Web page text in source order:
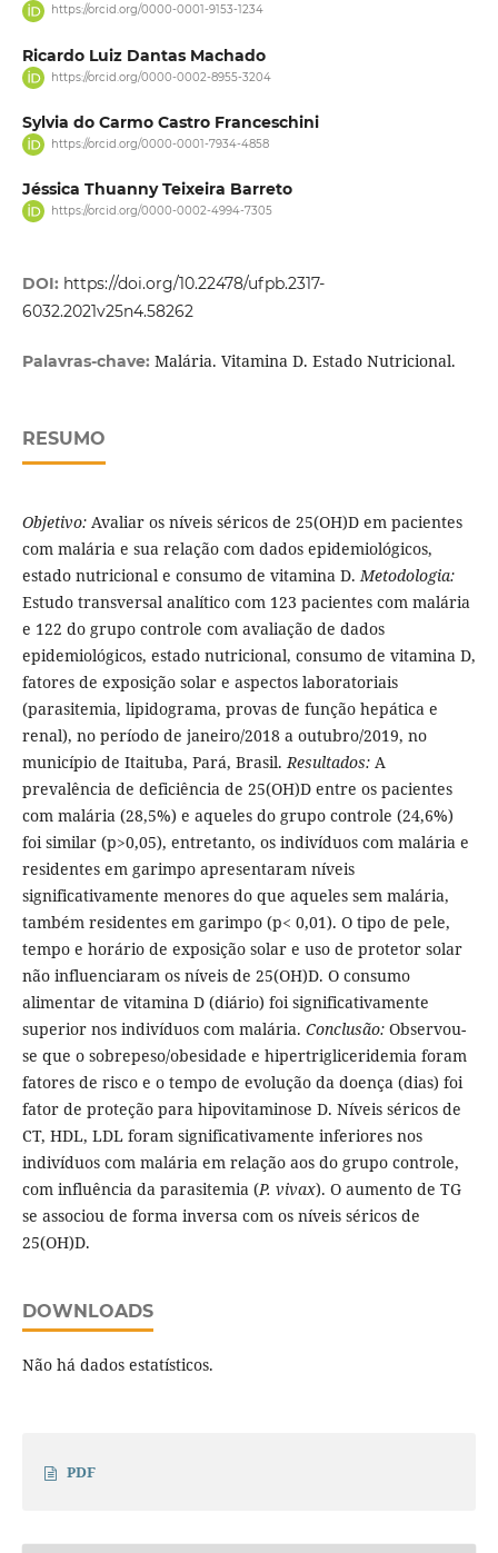
https://orcid.org/0000-0001-9153-1234
Ricardo Luiz Dantas Machado
https://orcid.org/0000-0002-8955-3204
Sylvia do Carmo Castro Franceschini
https://orcid.org/0000-0001-7934-4858
Jéssica Thuanny Teixeira Barreto
https://orcid.org/0000-0002-4994-7305
DOI: https://doi.org/10.22478/ufpb.2317-
6032.2021v25n4.58262
Palavras-chave: Malária. Vitamina D. Estado Nutricional.
RESUMO
Objetivo:Avaliar os níveis séricos de 25(OH)D em pacientes
com malária e sua relação com dados epidemiológicos,
estado nutricional e consumo de vitamina D.Metodologia:
Estudo transversal analítico com 123 pacientes com malária
e 122 do grupo controle com avaliação de dados
epidemiológicos, estado nutricional, consumo de vitamina D,
fatores de exposição solar e aspectos laboratoriais
(parasitemia, lipidograma, provas de função hepática e
renal), no período de janeiro/2018 a outubro/2019, no
município de Itaituba, Pará, Brasil.Resultados:A
prevalência de deficiência de 25(OH)D entre os pacientes
com malária (28,5%) e aqueles do grupo controle (24,6%)
foi similar (p>0,05), entretanto, os indivíduos com malária e
residentes em garimpo apresentaram níveis
significativamente menores do que aqueles sem malária,
também residentes em garimpo (p< 0,01). O tipo de pele,
tempo e horário de exposição solar e uso de protetor solar
não influenciaram os níveis de 25(OH)D. O consumo
alimentar de vitamina D (diário) foi significativamente
superior nos indivíduos com malária. Conclusão:Observou-
se que o sobrepeso/obesidade e hipertrigliceridemia foram
fatores de risco e o tempo de evolução da doença (dias) foi
fator de proteção para hipovitaminose D. Níveis séricos de
CT, HDL, LDL foram significativamente inferiores nos
indivíduos com malária em relação aos do grupo controle,
com influência da parasitemia (P. vivax). O aumento de TG
se associou de forma inversa com os níveis séricos de
25(OH)D.
DOWNLOADS
Não há dados estatísticos.
PDF